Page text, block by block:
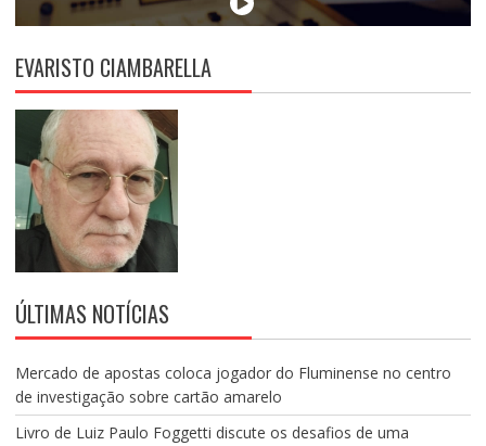
EVARISTO CIAMBARELLA
ÚLTIMAS NOTÍCIAS
Mercado de apostas coloca jogador do Fluminense no centro
de investigação sobre cartão amarelo
Livro de Luiz Paulo Foggetti discute os desafios de uma